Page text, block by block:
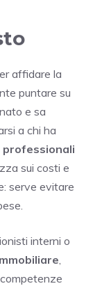
affidare la
puntare su
e sa
a chi ha
professionali
sui costi e
serve evitare
interni o